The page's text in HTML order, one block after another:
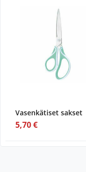
Vasenkätiset sakset
5,70 €